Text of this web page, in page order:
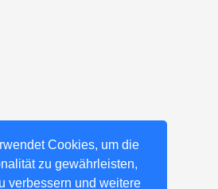
Cookies, um die
zu gewährleisten,
verbessern und weitere